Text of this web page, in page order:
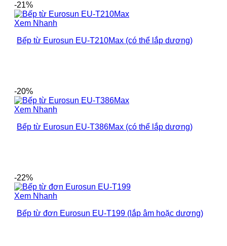
-21%
Xem Nhanh
Bếp từ Eurosun EU-T210Max (có thể lắp dương)
-20%
Xem Nhanh
Bếp từ Eurosun EU-T386Max (có thể lắp dương)
-22%
Xem Nhanh
Bếp từ đơn Eurosun EU-T199 (lắp âm hoặc dương)